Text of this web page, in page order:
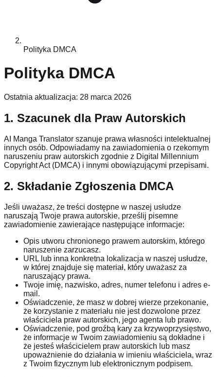
Polityka DMCA
Polityka DMCA
Ostatnia aktualizacja: 28 marca 2026
1. Szacunek dla Praw Autorskich
AI Manga Translator szanuje prawa własności intelektualnej
innych osób. Odpowiadamy na zawiadomienia o rzekomym
naruszeniu praw autorskich zgodnie z Digital Millennium
Copyright Act (DMCA) i innymi obowiązującymi przepisami.
2. Składanie Zgłoszenia DMCA
Jeśli uważasz, że treści dostępne w naszej usłudze
naruszają Twoje prawa autorskie, prześlij pisemne
zawiadomienie zawierające następujące informacje:
Opis utworu chronionego prawem autorskim, którego
naruszenie zarzucasz.
URL lub inna konkretna lokalizacja w naszej usłudze,
w której znajduje się materiał, który uważasz za
naruszający prawa.
Twoje imię, nazwisko, adres, numer telefonu i adres e-
mail.
Oświadczenie, że masz w dobrej wierze przekonanie,
że korzystanie z materiału nie jest dozwolone przez
właściciela praw autorskich, jego agenta lub prawo.
Oświadczenie, pod groźbą kary za krzywoprzysięstwo,
że informacje w Twoim zawiadomieniu są dokładne i
że jesteś właścicielem praw autorskich lub masz
upoważnienie do działania w imieniu właściciela, wraz
z Twoim fizycznym lub elektronicznym podpisem.